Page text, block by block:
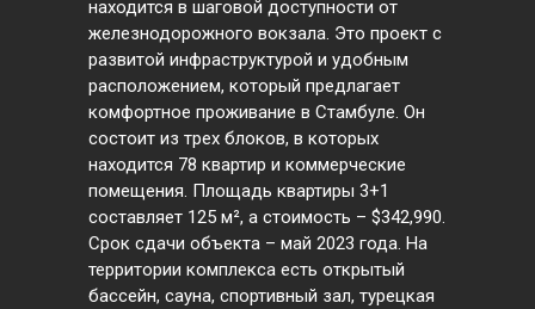
находится в шаговой доступности от
железнодорожного вокзала. Это проект с
развитой инфраструктурой и удобным
расположением, который предлагает
комфортное проживание в Стамбуле. Он
состоит из трех блоков, в которых
находится 78 квартир и коммерческие
помещения. Площадь квартиры 3+1
составляет 125 м², а стоимость – $342,990.
Срок сдачи объекта – май 2023 года. На
территории комплекса есть открытый
бассейн, сауна, спортивный зал, турецкая